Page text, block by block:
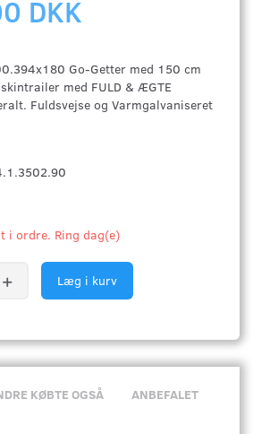
DKK
Go-Getter med 150 cm
med FULD & ÆGTE
Fuldsvejse og Varmgalvaniseret
i ordre. Ring dag(e)
Læg i kurv
KØBTE OGSÅ ANBEFALET